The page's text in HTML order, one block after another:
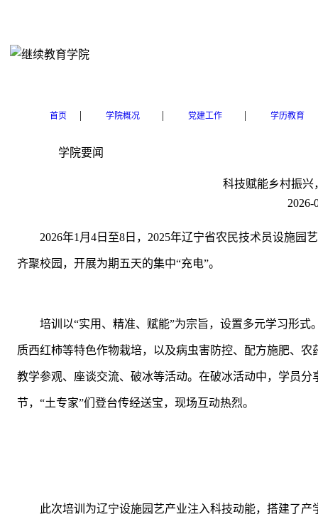
首页 | 学院概况 | 党建工作 | 学历教育
学院要闻
科技赋能乡村振兴
2026-
2026年1月4日至8日，2025年辽宁省农民技术员设施
齐聚校园，开展为期五天的集中“充电”。
培训以“实用、精准、赋能”为宗旨，设置多元学习形式
质西红柿等特色作物栽培，以及病虫害防控、配方施肥、
教学参观、座谈交流、破冰等活动。在破冰活动中，学员
节，“土专家”们登台传经送宝，现场互动热烈。
此次培训为辽宁设施园艺产业注入科技动能，搭建了